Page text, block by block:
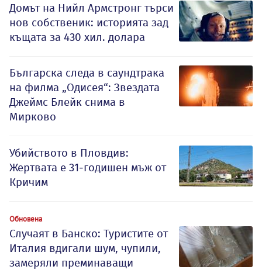
Домът на Нийл Армстронг търси
нов собственик: историята зад
къщата за 430 хил. долара
Българска следа в саундтрака
на филма „Одисея“: Звездата
Джеймс Блейк снима в
Мирково
Убийството в Пловдив:
Жертвата е 31-годишен мъж от
Кричим
Обновена
Случаят в Банско: Туристите от
Италия вдигали шум, чупили,
замеряли преминаващи